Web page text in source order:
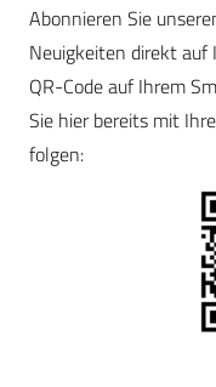
Abonnieren Sie
Neuigkeiten direkt auf
QR-Code auf Ihrem
Sie hier bereits mit
folgen: